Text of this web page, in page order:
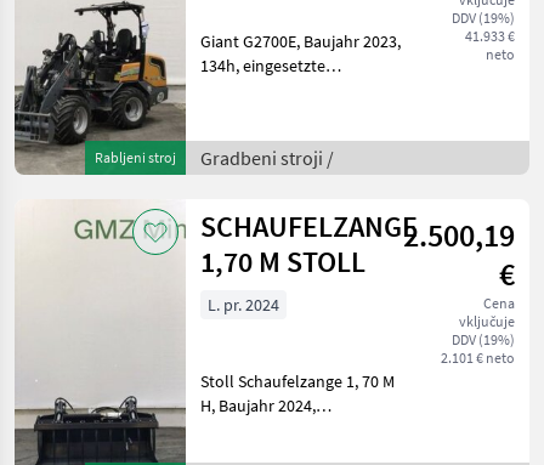
Rabljeni stroj
DDV (19%)
41.933 €
neto
Giant G2700E, Baujahr 2023,
134h, eingesetzte
(hydraulische
Verriegelung)ROPS / FOPS
Straßenverkehrsbe
Gradbeni stroji /
SCHAUFELZANGE
1,70 M STOLL
2.500,19
€
Cena
vključuje
DDV (19%)
2.101 € neto
L. pr. 2024
Stoll Schaufelzange 1, 70 M
H, Baujahr 2024,